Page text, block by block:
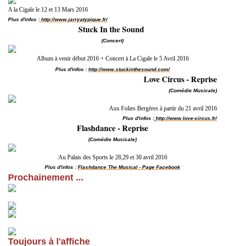
A la Cigale le 12 et 13 Mars 2016
Plus d'infos : http://www.jarryatypique.fr/
Stuck In the Sound
(Concert)
Album à venir début 2016 + Concert à La Cigale le 5 Avril 2016
Plus d'infos : http://www.stuckinthesound.com/​
Love Circus - Reprise
(Comédie Musicale)
Aux Folies Bergères à partir du 21 avril 2016
Plus d'infos : http://www.love-circus.fr/
Flashdance - Reprise
(Comédie Musicale)
Au Palais des Sports le 28,29 et 30 avril 2016
Plus d'infos : Flashdance The Musical - Page Facebook
Prochainement ...
Toujours à l'affiche